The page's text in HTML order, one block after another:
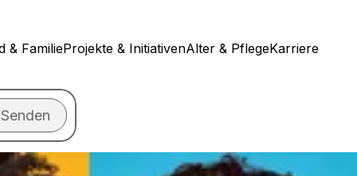
& FamilieProjekte & InitiativenAlter & PflegeKarriere
Senden